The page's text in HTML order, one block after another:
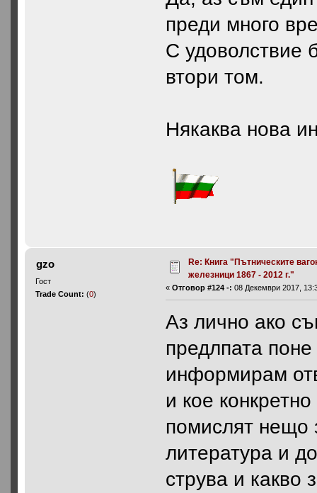
преди много
С удоволствие
втори том.
Някаква нова
gzo
Гост
Trade Count:(0)
Re: Книга "Пътническите
железници 1867 - 2012 г."
«Отговор #124 -: 08 Декември 2017,
Aз лично ако
предлпата
информирам
и кое
помислят нещо
литература и
струва и какво